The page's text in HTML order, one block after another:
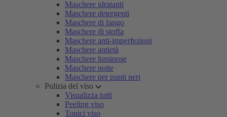
Maschere idratanti
Maschere detergenti
Maschere di fango
Maschere di stoffa
Maschere anti-imperfezioni
Maschere antietà
Maschere luminose
Maschere notte
Maschere per punti neri
Pulizia del viso
Visualizza tutti
Peeling viso
Tonici viso